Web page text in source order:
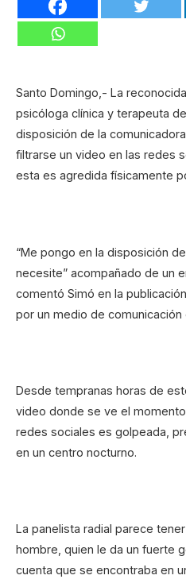
Santo Domingo,- La
psicóloga clínica y terapeuta
disposición de la
filtrarse un video en las redes
esta es agredida físicamente
“Me pongo en la disposición
necesite” acompañado de un
comentó Simó en la
por un medio de comunicación
Desde tempranas horas de
video donde se ve el
redes sociales es golpeada,
en un centro nocturno.
La panelista radial parece
hombre, quien le da un fuerte
cuenta que se encontraba en